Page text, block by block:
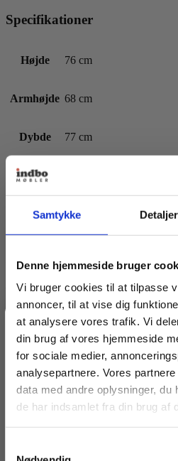
Samtykke Detaljer
Denne hjemmeside bruger
Vi bruger cookies til at tilpasse
annoncer, til at vise dig
at analysere vores trafik. Vi
din brug af vores hjemmeside
for sociale medier,
analysepartnere. Vores
data med andre oplysninger, du
de har indsamlet fra din brug af
Specifikationer
Højde 76 cm
Armhøjde 68 cm
Dybde 77 cm
Siddehøjde
Bredde 195 cm
Anbefalinger til dig
Spar 20% på
Bliv medlem af Indbo
20% rabat på dit første
nyhedsbrev med tilbud,
invitationer til